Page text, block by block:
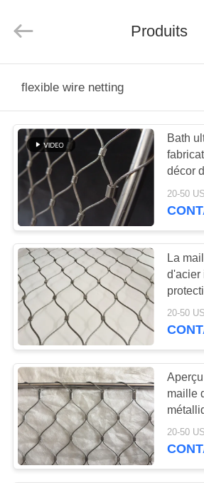
PRODUITS
AU
SUJET
DE
NOUS
VISITE
D'USINE
CONTRÔLE
DE
QUALITÉ
CONTACTEZ-
NOUS
Wire
Mesh
Rights
Produits
flexible wire netting
Bath
décor
316
20-50
La
d'acier
maille
20-50
maille
20-50